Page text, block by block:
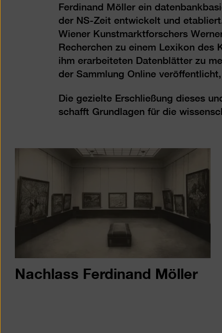
Ferdinand Möller ein
der NS-Zeit entwickelt und
Wiener Kunstmarktforschers
Recherchen zu einem Lexikon des
ihm erarbeiteten Datenblätter zu
der Sammlung Online
Die gezielte Erschließung dieses
schafft Grundlagen für die
Nachlass Ferdinand Möller